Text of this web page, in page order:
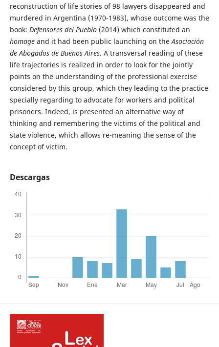
reconstruction of life stories of 98 lawyers disappeared and
murdered in Argentina (1970-1983), whose outcome was the
book: Defensores del Pueblo(2014) which constituted an
homage and it had been public launching on theAsociación
de Abogados de Buenos Aires. A transversal reading of these
life trajectories is realized in order to look for the jointly
points on the understanding of the professional exercise
considered by this group, which they leading to the practice
specially regarding to advocate for workers and political
prisoners. Indeed, is presented an alternative way of
thinking and remembering the victims of the political and
state violence, which allows re-meaning the sense of the
concept of victim.
Descargas